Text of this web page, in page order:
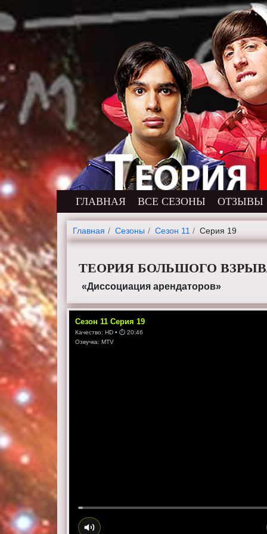
ГЛАВНАЯ ВСЕ СЕЗОНЫ ОТЗЫВЫ
Главная Cезоны Сезон 11 Серия 19
ТЕОРИЯ БОЛЬШОГО
«Диссоциация арендаторов»
Сезон11 Серия19
Качество:HD • ⏱20:46
Озвучка:MTV